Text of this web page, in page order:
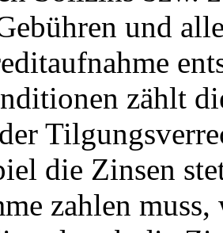
und
zählt
die Zinsen
zahlen